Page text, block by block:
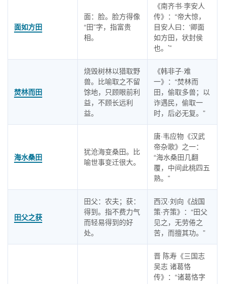
面如方田
面：脸。脸方得像
“田”字，指富贵
相。
《南齐书·李安人
传》：“帝大惊，
目安人曰：‘卿面
如方田，状封侯
也。’”
焚林而田
烧毁树林以猎取野
兽。比喻取之不留
馀地，只顾眼前利
益，不顾长远利
益。
《韩非子·难
一》：“焚林而
田，偷取多兽；以
诈遇民，偷取一
时，后必无复。”
海水桑田
犹沧海变桑田。比
喻世事变迁很大。
唐·韦应物《汉武
帝杂歌》之一：
“海水桑田几翻
覆，中间此桃四五
熟。”
田父之获
田父：农夫；获：
得到。指不费力气
而轻易得到的好
处。
西汉·刘向《战国
策·齐策》：“田父
见之，无劳倦之
苦，而擅其功。”
晋 陈寿《三国志
吴志 诸葛恪
传》：“诸葛恪字